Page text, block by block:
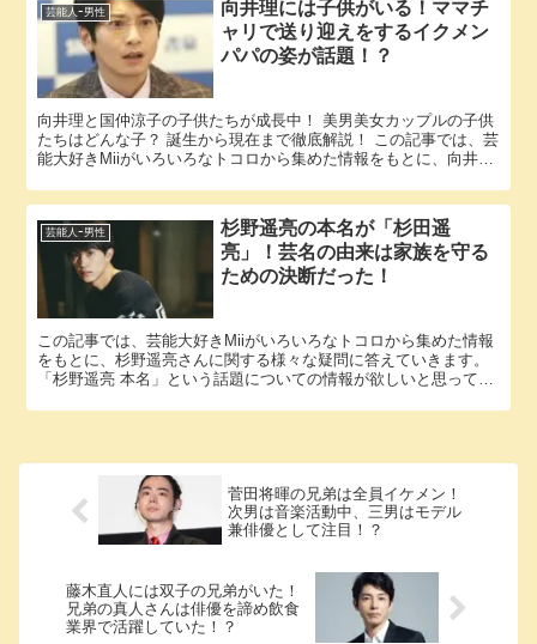
芸能人ｰ男性
向井理には子供がいる！ママチ
ャリで送り迎えをするイクメン
パパの姿が話題！？
向井理と国仲涼子の子供たちが成長中！ 美男美女カップルの子供
たちはどんな子？ 誕生から現在まで徹底解説！ この記事では、芸
能大好きMiiがいろいろなトコロから集めた情報をもとに、向井理
芸能人ｰ男性
杉野遥亮の本名が「杉田遥
亮」！芸名の由来は家族を守る
ための決断だった！
この記事では、芸能大好きMiiがいろいろなトコロから集めた情報
をもとに、杉野遥亮さんに関する様々な疑問に答えていきます。
「杉野遥亮 本名」という話題についての情報が欲しいと思ってい
菅田将暉の兄弟は全員イケメン！
次男は音楽活動中、三男はモデル
兼俳優として注目！？
藤木直人には双子の兄弟がいた！
兄弟の真人さんは俳優を諦め飲食
業界で活躍していた！？